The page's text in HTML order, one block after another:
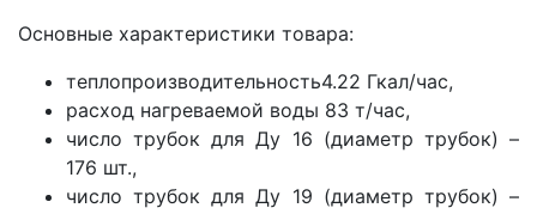
Основные характеристики товара:
теплопроизводительность4.22 Гкал/час,
расход нагреваемой воды 83 т/час,
число трубок для Ду 16 (диаметр трубок) –
176 шт.,
число трубок для Ду 19 (диаметр трубок) –